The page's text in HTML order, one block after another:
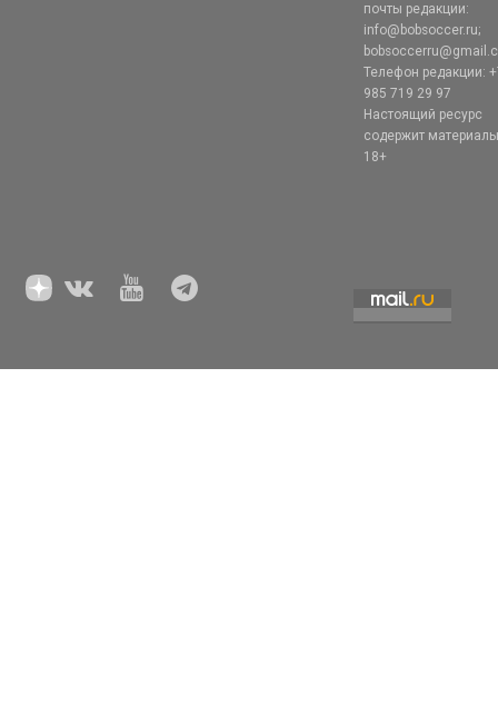
почты редакции:
info@bobsoccer.ru;
Телефон редакции:
985 719 29 97
Настоящий ресурс
содержит
18+